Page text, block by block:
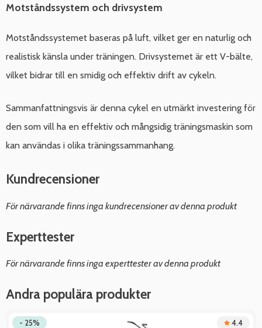
Motståndssystem och drivsystem
Motståndssystemet baseras på luft, vilket ger en naturlig och
realistisk känsla under träningen. Drivsystemet är ett V-bälte,
vilket bidrar till en smidig och effektiv drift av cykeln.
Sammanfattningsvis är denna cykel en utmärkt investering för
den som vill ha en effektiv och mångsidig träningsmaskin som
kan användas i olika träningssammanhang.
Kundrecensioner
För närvarande finns inga kundrecensioner av denna produkt
Experttester
För närvarande finns inga experttester av denna produkt
Andra populära produkter
- 25% 4.4